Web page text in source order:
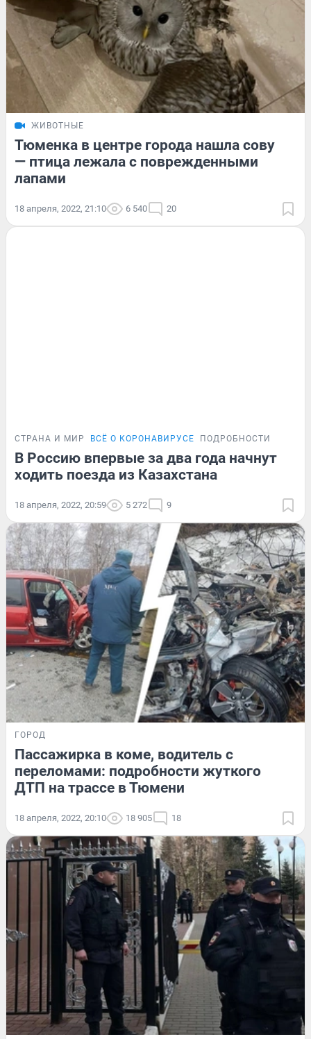
ЖИВОТНЫЕ
Тюменка в центре города нашла сову
— птица лежала с поврежденными
лапами
18 апреля, 2022, 21:10 6 540 20
СТРАНА И МИР ВСЁ О КОРОНАВИРУСЕ ПОДРОБНОСТИ
В Россию впервые за два года начнут
ходить поезда из Казахстана
18 апреля, 2022, 20:59 5 272 9
ГОРОД
Пассажирка в коме, водитель с
переломами: подробности жуткого
ДТП на трассе в Тюмени
18 апреля, 2022, 20:10 18 905 18